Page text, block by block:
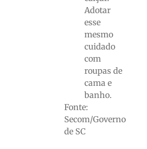
Adotar
esse
mesmo
cuidado
com
roupas de
cama e
banho.
Fonte:
Secom/Governo
de SC